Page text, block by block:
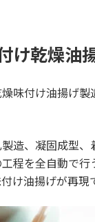
け乾燥油
味付け油揚げ製
造、凝固成型、
程を全自動で行
け油揚げが再現